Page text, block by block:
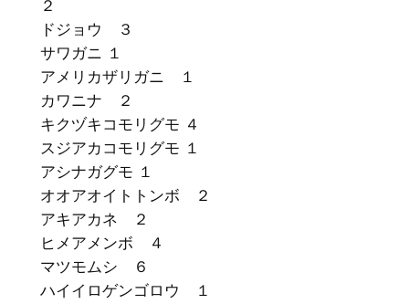
２
ドジョウ ３
サワガニ １
アメリカザリガニ １
カワニナ ２
キクヅキコモリグモ ４
スジアカコモリグモ １
アシナガグモ １
オオアオイトトンボ ２
アキアカネ ２
ヒメアメンボ ４
マツモムシ ６
ハイイロゲンゴロウ １